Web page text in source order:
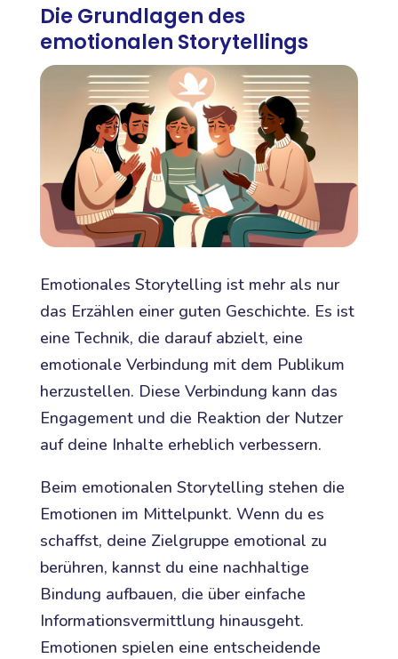
Die Grundlagen des
emotionalen Storytellings
Emotionales Storytelling ist mehr als nur
das Erzählen einer guten Geschichte. Es ist
eine Technik, die darauf abzielt, eine
emotionale Verbindung mit dem Publikum
herzustellen. Diese Verbindung kann das
Engagement und die Reaktion der Nutzer
auf deine Inhalte erheblich verbessern.
Beim emotionalen Storytelling stehen die
Emotionen im Mittelpunkt. Wenn du es
schaffst, deine Zielgruppe emotional zu
berühren, kannst du eine nachhaltige
Bindung aufbauen, die über einfache
Informationsvermittlung hinausgeht.
Emotionen spielen eine entscheidende